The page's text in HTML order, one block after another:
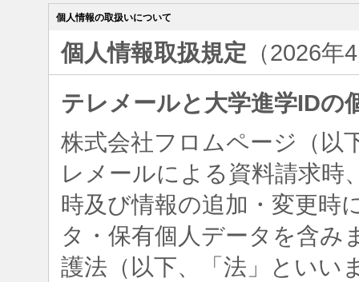
個人情報の取扱いについて
個人情報取扱規定 （2026
テレメールと大学進学IDの
株式会社フロムページ（以
レメールによる資料請求時
時及び情報の追加・変更時
タ・保有個人データを含み
護法（以下、「法」といい